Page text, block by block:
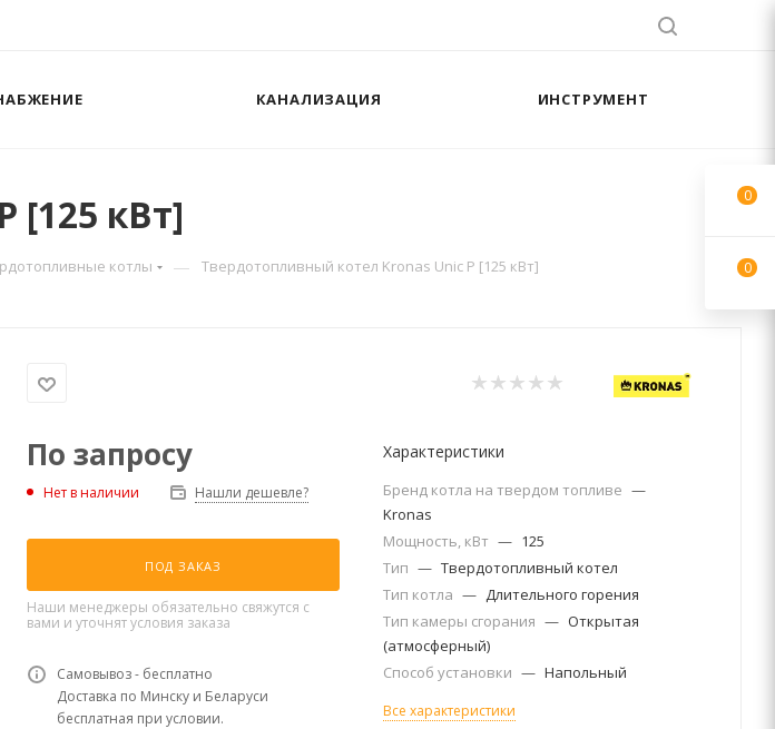
КАНАЛИЗАЦИЯ ИНСТРУМЕНТ
[125 кВт]
котлы — Твердотопливный котел Kronas Unic P [125 кВт]
По запросу
Нет в наличии Нашли дешевле?
ПОД ЗАКАЗ
Наши менеджеры обязательно свяжутся с
вами и уточнят условия заказа
Самовывоз - бесплатно
Доставка по Минску и Беларуси
бесплатная при условии.
Характеристики
Бренд котла на твердом топливе —
Kronas
Мощность, кВт — 125
Тип — Твердотопливный котел
Тип котла — Длительного горения
Тип камеры сгорания — Открытая
(атмосферный)
Способ установки — Напольный
Все характеристики
0
0